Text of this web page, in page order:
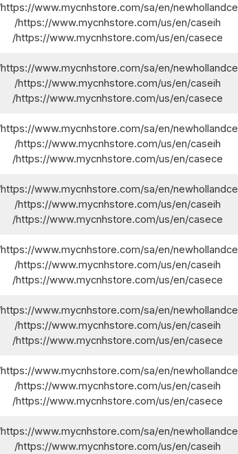
https://www.mycnhstore.com/sa/en/newhollandce/
https://www.mycnhstore.com/us/en/caseih/
https://www.mycnhstore.com/us/en/casece/
https://www.mycnhstore.com/sa/en/newhollandce/
https://www.mycnhstore.com/us/en/caseih/
https://www.mycnhstore.com/us/en/casece/
https://www.mycnhstore.com/sa/en/newhollandce/
https://www.mycnhstore.com/us/en/caseih/
https://www.mycnhstore.com/us/en/casece/
https://www.mycnhstore.com/sa/en/newhollandce/
https://www.mycnhstore.com/us/en/caseih/
https://www.mycnhstore.com/us/en/casece/
https://www.mycnhstore.com/sa/en/newhollandce/
https://www.mycnhstore.com/us/en/caseih/
https://www.mycnhstore.com/us/en/casece/
https://www.mycnhstore.com/sa/en/newhollandce/
https://www.mycnhstore.com/us/en/caseih/
https://www.mycnhstore.com/us/en/casece/
https://www.mycnhstore.com/sa/en/newhollandce/
https://www.mycnhstore.com/us/en/caseih/
https://www.mycnhstore.com/us/en/casece/
https://www.mycnhstore.com/sa/en/newhollandce/
https://www.mycnhstore.com/us/en/caseih/